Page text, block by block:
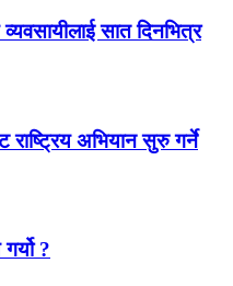
व्यवसायीलाई सात दिनभित्र
राष्ट्रिय अभियान सुरु गर्ने
?